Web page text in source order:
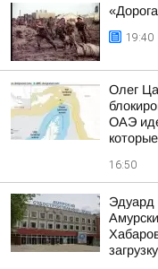
19:40
Олег
ОАЭ
16:50
Эдуард